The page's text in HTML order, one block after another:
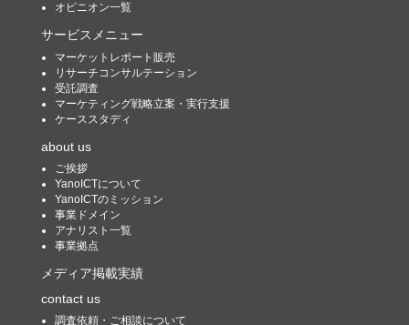
オピニオン一覧
サービスメニュー
マーケットレポート販売
リサーチコンサルテーション
受託調査
マーケティング戦略立案・実行支援
ケーススタディ
about us
ご挨拶
YanoICTについて
YanoICTのミッション
事業ドメイン
アナリスト一覧
事業拠点
メディア掲載実績
contact us
調査依頼・ご相談について